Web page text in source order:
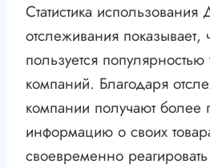
Статистика использования
отслеживания показывает,
пользуется
компаний. Благодаря
компании получают более
информацию о своих
своевременно